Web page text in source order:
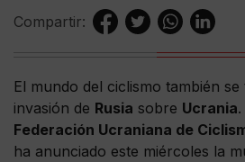
Compartir:
El mundo del ciclismo también
invasión de Rusia sobre Ucrania
Federación Ucraniana de
ha anunciado este miércoles la